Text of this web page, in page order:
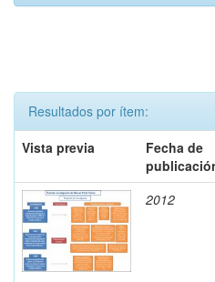
Resultados por ítem:
Vista previa
Fecha de
2012